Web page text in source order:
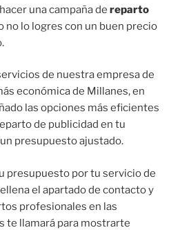
una campaña de reparto
no lo logres con un buen precio
de nuestra empresa de
económica de Millanes, en
las opciones más eficientes
de publicidad en tu
presupuesto ajustado.
presupuesto por tu servicio de
el apartado de contacto y
profesionales en las
te llamará para mostrarte